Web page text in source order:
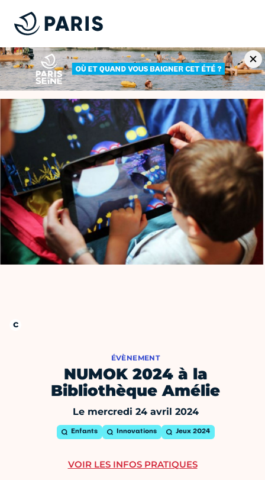
ÉVÈNEMENT
NUMOK 2024 à la
Bibliothèque Amélie
Le mercredi 24 avril 2024
Enfants Innovations Jeux 2024
VOIR LES INFOS PRATIQUES